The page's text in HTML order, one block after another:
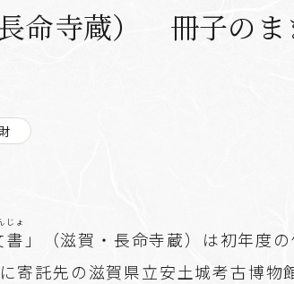
命寺蔵） 冊子のま
書
じょ
」（滋賀・長命寺蔵）は初年度
寄託先の滋賀県立安土城考古博物